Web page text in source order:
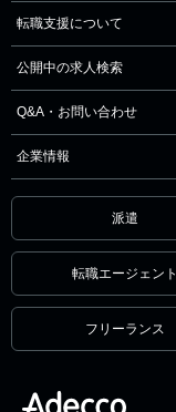
転職支援について
公開中の求人検索
Q&A・お問い合わせ
企業情報
派遣
転職エージェント
フリーランス